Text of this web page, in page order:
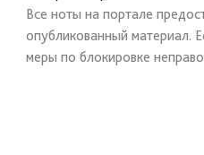
Все ноты на портале
опубликованный материал.
меры по блокировке